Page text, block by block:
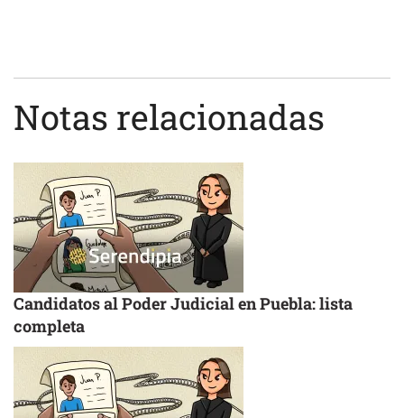
Notas relacionadas
Candidatos al Poder Judicial en Puebla: lista
completa